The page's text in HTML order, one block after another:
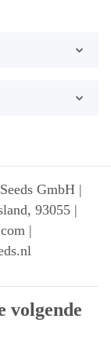
GmbH |
93055 |
|
volgende